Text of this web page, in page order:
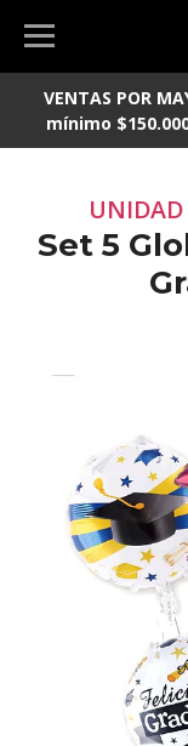
VENTAS POR
mínimo
Set 5